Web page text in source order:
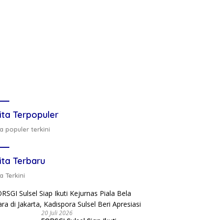
Terpopuler
populer terkini
Terbaru
Terkini
20 Juli 2026